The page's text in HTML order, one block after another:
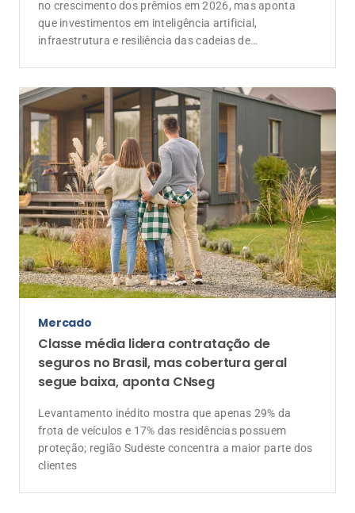
no crescimento dos prêmios em 2026, mas aponta
que investimentos em inteligência artificial,
infraestrutura e resiliência das cadeias de
Mercado
Classe média lidera contratação de
seguros no Brasil, mas cobertura geral
segue baixa, aponta CNseg
Levantamento inédito mostra que apenas 29% da
frota de veículos e 17% das residências possuem
proteção; região Sudeste concentra a maior parte dos
clientes